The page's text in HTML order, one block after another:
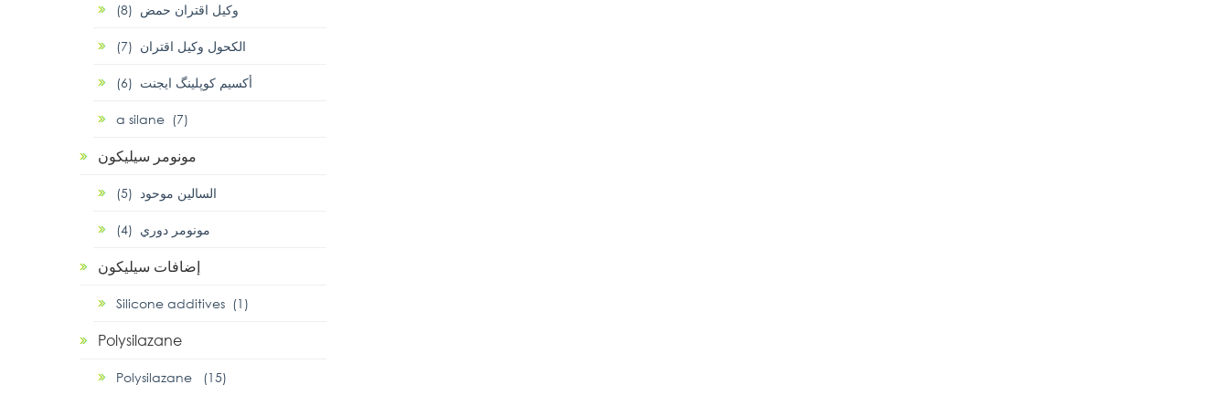
وكيل اقتران حمض (8)
الكحول وكيل اقتران (7)
أكسيم كوپلينگ ايجنت (6)
α silane (7)
مونومر سيليكون
السالين موحود (5)
مونومر دوري (4)
إضافات سيليكون
Silicone additives (1)
Polysilazane
Polysilazane (15)